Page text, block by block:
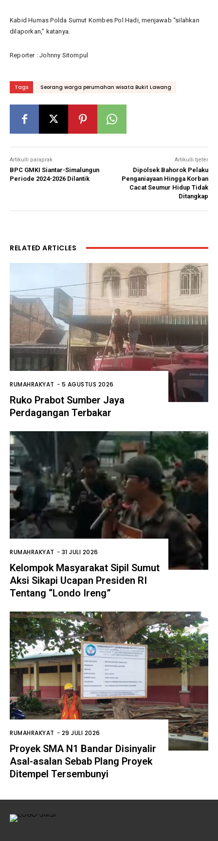
Kabid Humas Polda Sumut Kombes Pol Hadi, menjawab “silahkan
dilaporkan,” katanya.
Reporter : Johnny Sitompul
Tags Seorang warga perumahan wisata Bukit Lawang
Artikulli paraprak
BPC GMKI Siantar-Simalungun
Periode 2024-2026 Dilantik
Artikulli tjetër
Dipolsek Bahorok Pelaku
Penganiayaan Hingga Korban
Cacat Seumur Hidup Tidak
Ditangkap
RELATED ARTICLES
RUMAHRAKYAT - 5 AGUSTUS 2026
Ruko Prabot Sumber Jaya
Perdagangan Terbakar
RUMAHRAKYAT - 31 JULI 2026
Kelompok Masyarakat Sipil Sumut
Aksi Sikapi Ucapan Presiden RI
Tentang “Londo Ireng”
RUMAHRAKYAT - 29 JULI 2026
Proyek SMA N1 Bandar Disinyalir
Asal-asalan Sebab Plang Proyek
Ditempel Tersembunyi